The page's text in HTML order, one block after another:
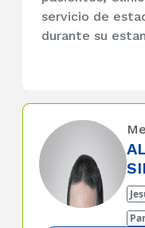
servicio de
durante su